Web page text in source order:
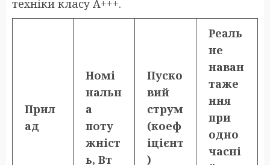
техніки класу A+++.
Прил
ад
Номі
нальн
а
поту
жніст
ь, Вт
Пуско
вий
струм
(коеф
іцієнт
)
Реаль
не
наван
таже
ння
при
одно
часні